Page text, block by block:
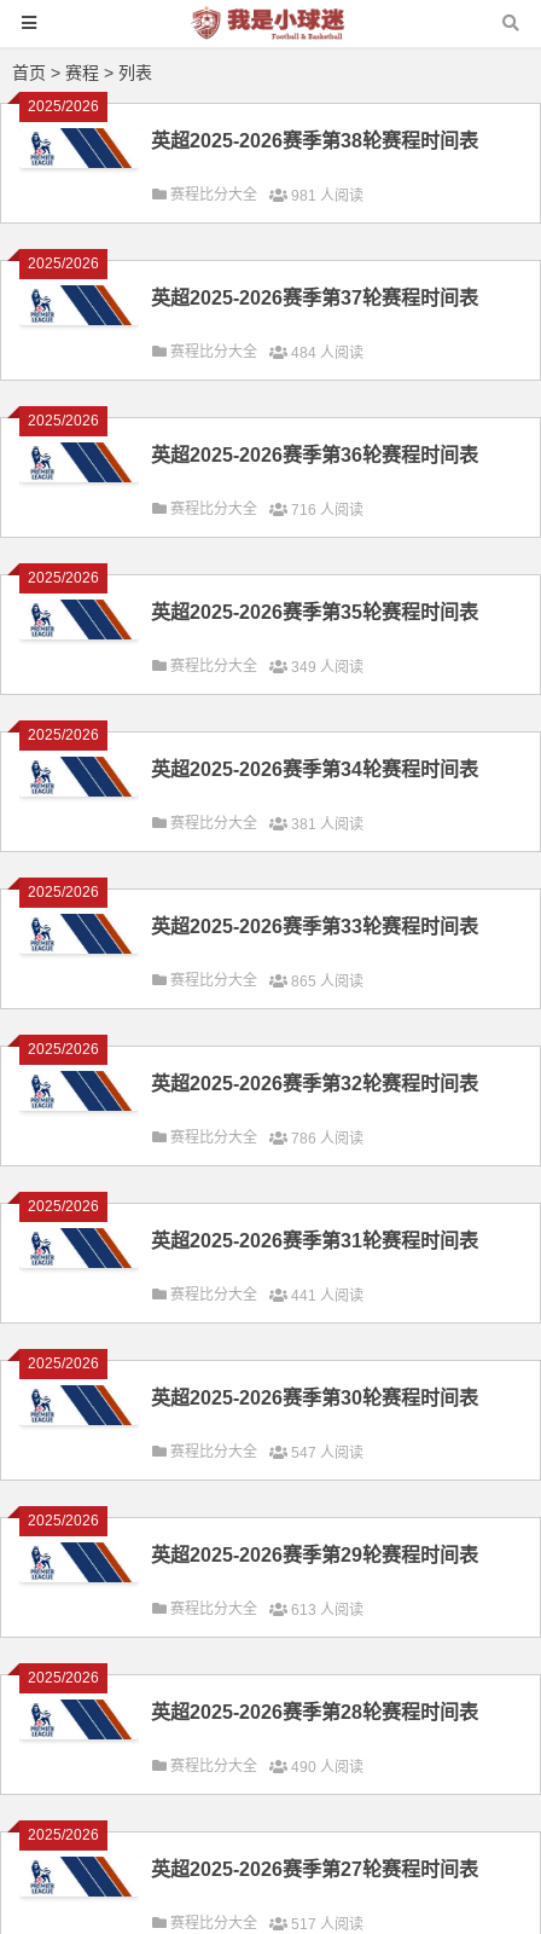
首页 > 赛程 > 列表
2025/2026
英超2025-2026赛季第38轮赛程时间表
赛程比分大全 981 人阅读
2025/2026
英超2025-2026赛季第37轮赛程时间表
赛程比分大全 484 人阅读
2025/2026
英超2025-2026赛季第36轮赛程时间表
赛程比分大全 716 人阅读
2025/2026
英超2025-2026赛季第35轮赛程时间表
赛程比分大全 349 人阅读
2025/2026
英超2025-2026赛季第34轮赛程时间表
赛程比分大全 381 人阅读
2025/2026
英超2025-2026赛季第33轮赛程时间表
赛程比分大全 865 人阅读
2025/2026
英超2025-2026赛季第32轮赛程时间表
赛程比分大全 786 人阅读
2025/2026
英超2025-2026赛季第31轮赛程时间表
赛程比分大全 441 人阅读
2025/2026
英超2025-2026赛季第30轮赛程时间表
赛程比分大全 547 人阅读
2025/2026
英超2025-2026赛季第29轮赛程时间表
赛程比分大全 613 人阅读
2025/2026
英超2025-2026赛季第28轮赛程时间表
赛程比分大全 490 人阅读
2025/2026
英超2025-2026赛季第27轮赛程时间表
赛程比分大全 517 人阅读